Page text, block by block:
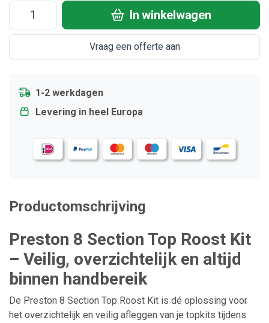
In winkelwagen
Vraag een offerte aan
1-2 werkdagen
Levering in heel Europa
Productomschrijving
Preston 8 Section Top Roost Kit
– Veilig, overzichtelijk en altijd
binnen handbereik
De Preston 8 Section Top Roost Kit is dé oplossing voor
het overzichtelijk en veilig afleggen van je topkits tijdens